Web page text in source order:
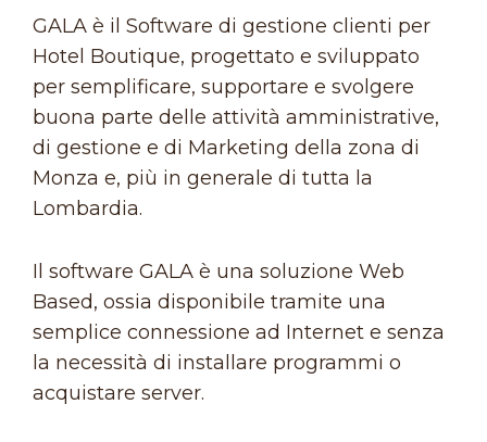
GALA è il Software di gestione clienti per
Hotel Boutique, progettato e sviluppato
per semplificare, supportare e svolgere
buona parte delle attività amministrative,
di gestione e di Marketing della zona di
Monza e, più in generale di tutta la
Lombardia.
Il software GALA è una soluzione Web
Based, ossia disponibile tramite una
semplice connessione ad Internet e senza
la necessità di installare programmi o
acquistare server.